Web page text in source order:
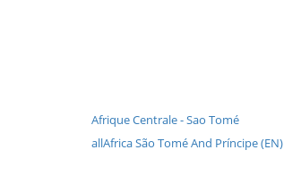
Afrique Centrale - Sao Tomé
allAfrica São Tomé And Príncipe (EN)